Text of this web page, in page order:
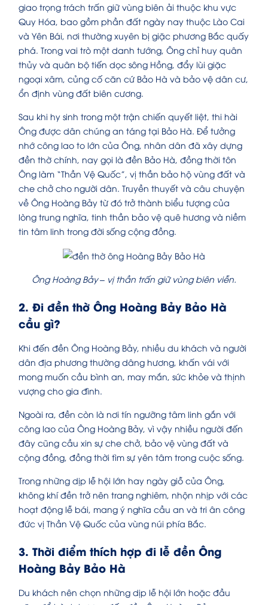
giao trọng trách trấn giữ vùng biên ải thuộc khu vực
Quy Hóa, bao gồm phần đất ngày nay thuộc Lào Cai
và Yên Bái, nơi thường xuyên bị giặc phương Bắc quấy
phá. Trong vai trò một danh tướng, Ông chỉ huy quân
thủy và quân bộ tiến dọc sông Hồng, đẩy lùi giặc
ngoại xâm, củng cố căn cứ Bảo Hà và bảo vệ dân cư,
ổn định vùng đất biên cương.
Sau khi hy sinh trong một trận chiến quyết liệt, thi hài
Ông được dân chúng an táng tại Bảo Hà. Để tưởng
nhớ công lao to lớn của Ông, nhân dân đã xây dựng
đền thờ chính, nay gọi là đền Bảo Hà, đồng thời tôn
Ông làm “Thần Vệ Quốc”, vị thần bảo hộ vùng đất và
che chở cho người dân. Truyền thuyết và câu chuyện
về Ông Hoàng Bảy từ đó trở thành biểu tượng của
lòng trung nghĩa, tinh thần bảo vệ quê hương và niềm
tin tâm linh trong đời sống cộng đồng.
Ông Hoàng Bảy – vị thần trấn giữ vùng biên viễn.
2. Đi đền thờ Ông Hoàng Bảy Bảo Hà
cầu gì?
Khi đến đền Ông Hoàng Bảy, nhiều du khách và người
dân địa phương thường dâng hương, khấn vái với
mong muốn cầu bình an, may mắn, sức khỏe và thịnh
vượng cho gia đình.
Ngoài ra, đền còn là nơi tín ngưỡng tâm linh gắn với
công lao của Ông Hoàng Bảy, vì vậy nhiều người đến
đây cũng cầu xin sự che chở, bảo vệ vùng đất và
cộng đồng, đồng thời tìm sự yên tâm trong cuộc sống.
Trong những dịp lễ hội lớn hay ngày giỗ của Ông,
không khí đền trở nên trang nghiêm, nhộn nhịp với các
hoạt động lễ bái, mang ý nghĩa cầu an và tri ân công
đức vị Thần Vệ Quốc của vùng núi phía Bắc.
3. Thời điểm thích hợp đi lễ đền Ông
Hoàng Bảy Bảo Hà
Du khách nên chọn những dịp lễ hội lớn hoặc đầu